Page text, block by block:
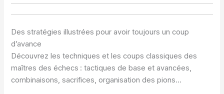
Des stratégies illustrées pour avoir toujours un coup
d’avance
Découvrez les techniques et les coups classiques des
maîtres des échecs : tactiques de base et avancées,
combinaisons, sacrifices, organisation des pions…